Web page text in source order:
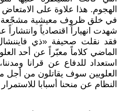
الهجوم. هذا علاوة على
في خلق ظروف معيشية مشجّعة،
شهدت انهياراً اقتصادياً
فقد نقلت صحيفة «ذي
الماضي كلاماً معبّراً عن أحد
استعداد للدفاع عن قرانا
العلويين سوف يقاتلون من
النظام عن منحنا أسبابا